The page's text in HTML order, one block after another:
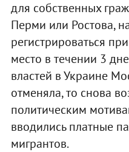
для собственных
Перми или Ростова,
регистрироваться
место в течении 3
властей в Украине
отменяла, то снова
политическим
вводились платные
мигрантов.